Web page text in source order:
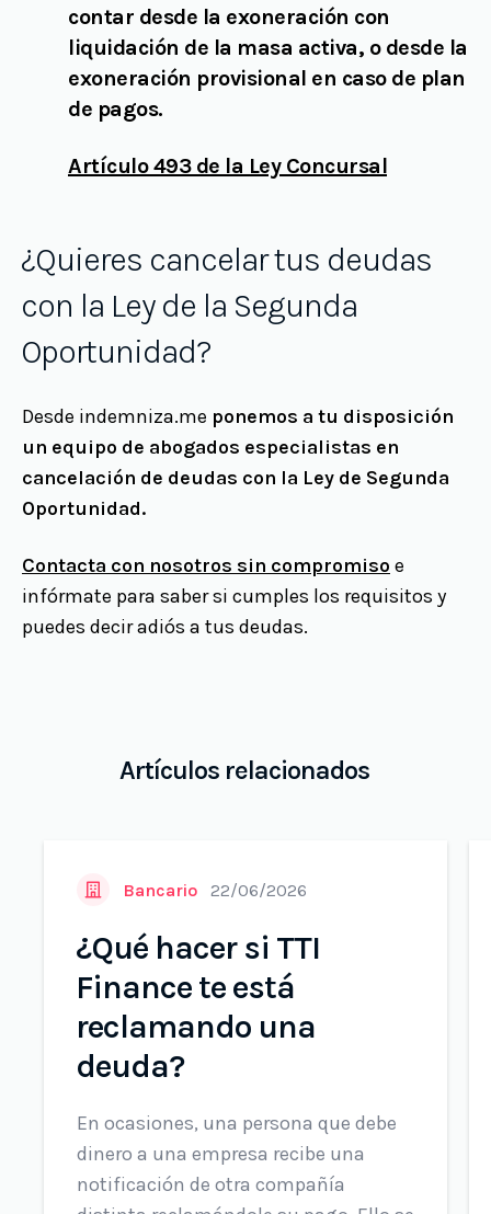
contar desde la exoneración con
liquidación de la masa activa, o desde la
exoneración provisional en caso de plan
de pagos.
Artículo 493 de la Ley Concursal
¿Quieres cancelar tus deudas
con la Ley de la Segunda
Oportunidad?
Desde indemniza.me ponemos a tu disposición
un equipo de abogados especialistas en
cancelación de deudas con la Ley de Segunda
Oportunidad.
Contacta con nosotros sin compromiso e
infórmate para saber si cumples los requisitos y
puedes decir adiós a tus deudas.
Artículos relacionados
Bancario 22/06/2026
¿Qué hacer si TTI
Finance te está
reclamando una
deuda?
En ocasiones, una persona que debe
dinero a una empresa recibe una
notificación de otra compañía